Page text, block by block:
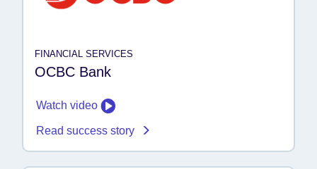
FINANCIAL SERVICES
OCBC Bank
Watch video
Read success story